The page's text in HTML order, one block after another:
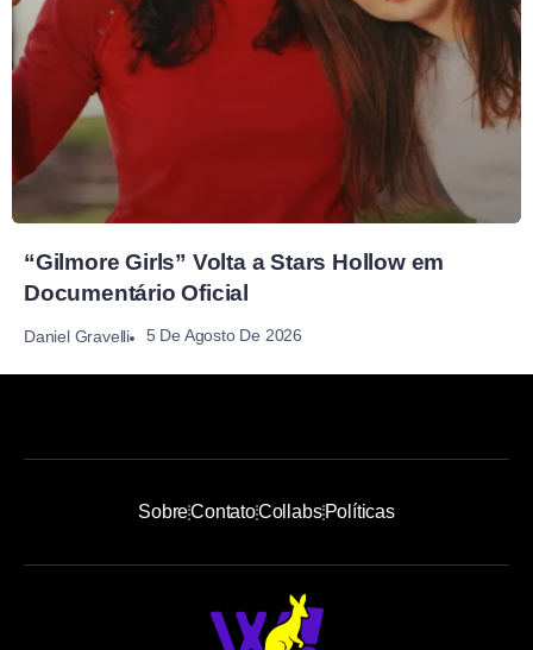
“Gilmore Girls” Volta a Stars Hollow em
Documentário Oficial
Daniel Gravelli 5 De Agosto De 2026
SobreContatoCollabsPolíticas